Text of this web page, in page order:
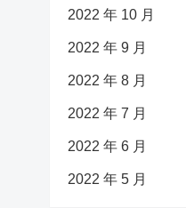
2022 年 10 月
2022 年 9 月
2022 年 8 月
2022 年 7 月
2022 年 6 月
2022 年 5 月